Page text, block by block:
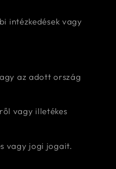
intézkedések vagy
az adott ország
vagy illetékes
vagy jogi jogait.